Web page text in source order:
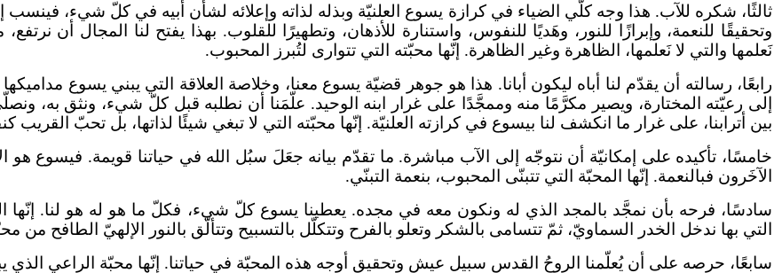
ثالثًا، شكره للآب. هذا وجه كلّي الضياء في كرازة يسوع العلنيّة وبذله لذاته وإعلائه لشأن أبيه في كلّ شيء، فينسب
وتحقيقًا للنعمة، وإبرازًا للنور، وهَديًا للنفوس، واستنارة للأذهان، وتطهيرًا للقلوب. بهذا يفتح لنا المجال أن
نَعلمها والتي لا نَعلمها، الظاهرة وغير الظاهرة. إنّها محبّته التي تتوارى لتُبرز المحبوب.
رابعًا، رسالته أن يقدّم لنا أباه ليكون أبانا. هذا هو جوهر قضيّة يسوع معنا، وخلاصة العلاقة التي يبني يسوع
إلى رعيّته المختارة، ويصير مكرَّمًا منه وممجَّدًا على غرار ابنه الوحيد. علّمَنا أن نطلبه قبل كلّ شيء، ونثق به،
بين أترابنا، على غرار ما انكشف لنا بيسوع في كرازته العلنيّة. إنّها محبّته التي لا تبغي شيئًا لذاتها، بل تحبّ القريب
خامسًا، تأكيده على إمكانيّة أن نتوجّه إلى الآب مباشرة. ما تقدّم بيانه جعَلَ سبُل الله في حياتنا قويمة. فيسوع هو
الآخَرون فبالنعمة. إنّها المحبّة التي تتبنّى المحبوب، بنعمة التبنّي.
سادسًا، فرحه بأن نمجَّد بالمجد الذي له ونكون معه في مجده. يعطينا يسوع كلّ شيء، فكلّ ما هو له هو لنا. إنّها
التي بها ندخل الخدر السماويّ، ثمّ تتسامى بالشكر وتعلو بالفرح وتتكلّل بالتسبيح وتتألّق بالنور الإلهيّ الطافح من
سابعًا، حرصه على أن يُعلّمنا الروحُ القدس سبيل عيش وتحقيق أوجه هذه المحبّة في حياتنا. إنّها محبّة الراعي